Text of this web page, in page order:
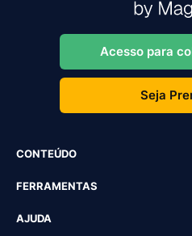
Acesso para
Seja
CONTEÚDO
FERRAMENTAS
AJUDA